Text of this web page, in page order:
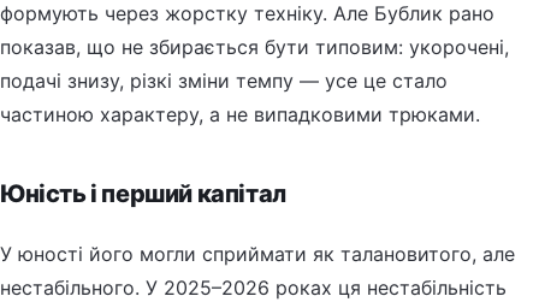
формують через жорстку техніку. Але Бублик рано
показав, що не збирається бути типовим: укорочені,
подачі знизу, різкі зміни темпу — усе це стало
частиною характеру, а не випадковими трюками.
Юність і перший капітал
У юності його могли сприймати як талановитого, але
нестабільного. У 2025–2026 роках ця нестабільність